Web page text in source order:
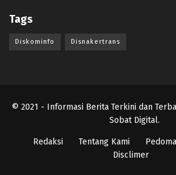
Tags
Diskominfo Disnakertrans
© 2021 - Informasi Berita Terkini dan
Sobat Digital.
Redaksi Tentang Kami
Disclimer